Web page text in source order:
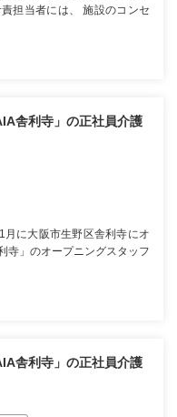
担当者には、 施設のコンセ
舎利寺」の正社員介護
月に大阪市生野区舎利寺にオ
寺」のオープニングスタッフ
舎利寺」の正社員介護